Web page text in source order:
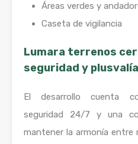
Áreas verdes y
Caseta de vigilancia
Lumara terrenos
seguridad y plusvalía
El desarrollo cuenta
seguridad 24/7 y una
mantener la armonía